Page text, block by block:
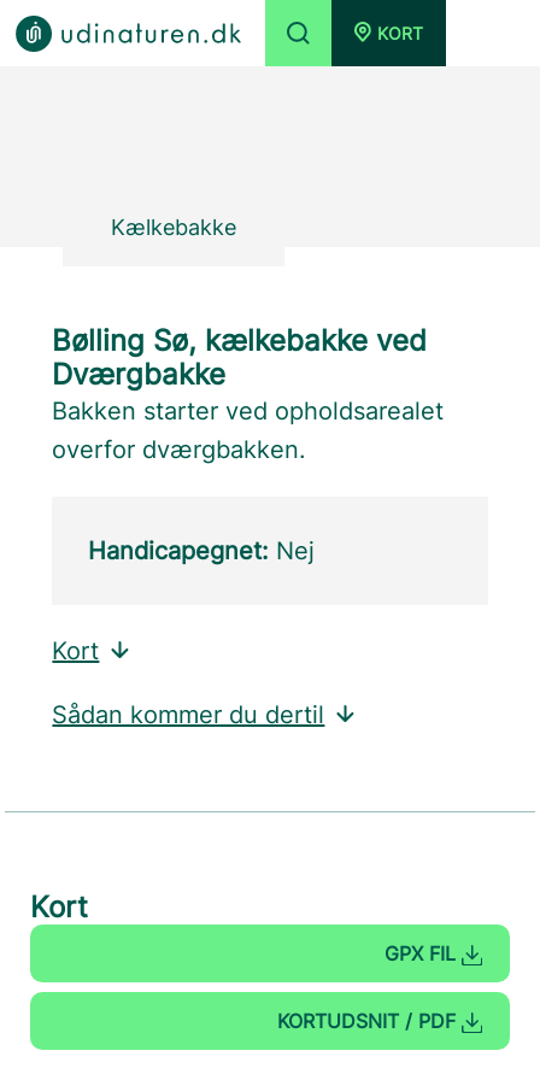
KORT
Kælkebakke
Bølling Sø, kælkebakke ved
Dværgbakke
Bakken starter ved opholdsarealet
overfor dværgbakken.
Handicapegnet: Nej
Kort
Sådan kommer du dertil
Kort
GPX FIL
KORTUDSNIT / PDF